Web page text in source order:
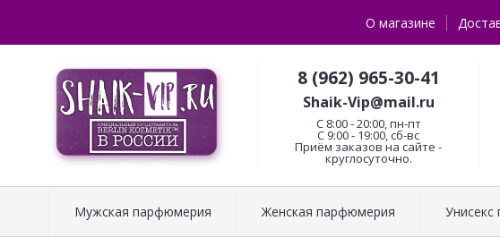
О магазине
8 (962) 965-30-41
Shaik-Vip@mail.ru
C 8:00 - 20:00, пн-пт
С 9:00 - 19:00, сб-вс
Приём заказов на сайте -
круглосуточно.
Мужская парфюмерия Женская парфюмерия